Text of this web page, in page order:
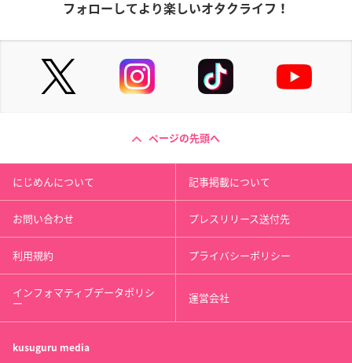
フォローしてより楽しいオタクライフ！
ページの先頭へ
にじめんについて 記事掲載について
お問い合わせ プレスリリース送付先
利用規約 プライバシーポリシー
インフォマティブデータポリシ
ー 運営会社
kusuguru media